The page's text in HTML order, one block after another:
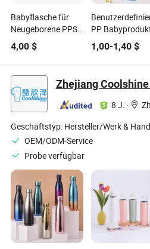
Babyflasche für
Neugeborene PPSU
Anti-Kolik
Säuglingsflaschen
Weithals
Brustähnlicher
Sauger Langsame
Fluss Stillflasche
für Kleinkinder
4,00 $
PP
mit Griff Anti-
Silikon-Sauger
Großhandel
Hersteller
1,00-1,40$
Zhejiang Coolshine
8 J. ·
Geschäftstyp: Hersteller/Werk &
OEM/ODM-Service
Probe verfügbar